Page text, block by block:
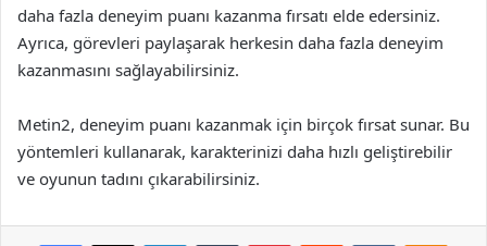
daha fazla deneyim puanı kazanma fırsatı elde edersiniz.
Ayrıca, görevleri paylaşarak herkesin daha fazla deneyim
kazanmasını sağlayabilirsiniz.
Metin2, deneyim puanı kazanmak için birçok fırsat sunar. Bu
yöntemleri kullanarak, karakterinizi daha hızlı geliştirebilir
ve oyunun tadını çıkarabilirsiniz.